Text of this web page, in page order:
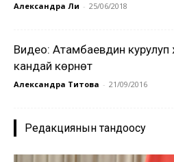
Александра Ли - 25/06/2018
Видео: Атамбаевдин курулуп
кандай көрүнөт
Александра Титова - 21/09/2016
Редакциянын тандоосу